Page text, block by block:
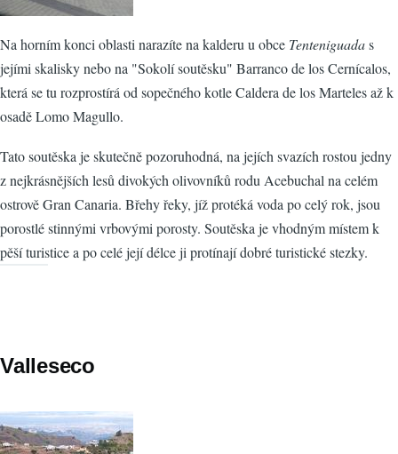
Na horním konci oblasti narazíte na kalderu u obce Tenteniguadas
jejími skalisky nebo na "Sokolí soutěsku" Barranco de los Cernícalos,
která se tu rozprostírá od sopečného kotle Caldera de los Marteles až k
osadě Lomo Magullo.
Tato soutěska je skutečně pozoruhodná, na jejích svazích rostou jedny
z nejkrásnějších lesů divokých olivovníků rodu Acebuchal na celém
ostrově Gran Canaria. Břehy řeky, jíž protéká voda po celý rok, jsou
porostlé stinnými vrbovými porosty. Soutěska je vhodným místem k
pěší turistice a po celé její délce ji protínají dobré turistické stezky.
Valleseco